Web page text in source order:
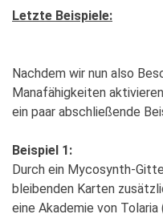
Letzte Beispiele:
Nachdem wir nun also
Manafähigkeiten
ein paar abschließende
Beispiel 1:
Durch ein Mycosynth-
bleibenden Karten
eine Akademie von Tolaria